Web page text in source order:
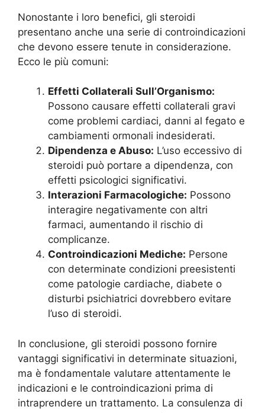
Nonostante i loro benefici, gli steroidi
presentano anche una serie di controindicazioni
che devono essere tenute in considerazione.
Ecco le più comuni:
Effetti Collaterali Sull’Organismo:
Possono causare effetti collaterali gravi
come problemi cardiaci, danni al fegato e
cambiamenti ormonali indesiderati.
Dipendenza e Abuso: L’uso eccessivo di
steroidi può portare a dipendenza, con
effetti psicologici significativi.
Interazioni Farmacologiche: Possono
interagire negativamente con altri
farmaci, aumentando il rischio di
complicanze.
Controindicazioni Mediche: Persone
con determinate condizioni preesistenti
come patologie cardiache, diabete o
disturbi psichiatrici dovrebbero evitare
l’uso di steroidi.
In conclusione, gli steroidi possono fornire
vantaggi significativi in determinate situazioni,
ma è fondamentale valutare attentamente le
indicazioni e le controindicazioni prima di
intraprendere un trattamento. La consulenza di